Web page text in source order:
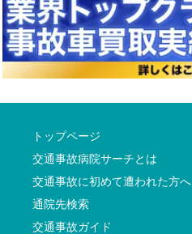
トップページ
交通事故病院サーチとは
交通事故に初めて遭われた方へ
通院先検索
交通事故ガイド